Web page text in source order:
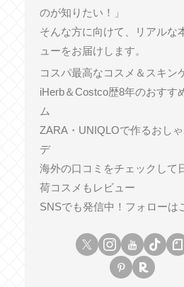
のが知りたい！」
そんな方に向けて、リアルな
ューをお届けします。
コスパ最高なコスメ＆スキン
iHerb＆Costco歴8年のおすす
ム
ZARA・UNIQLOで作るおし
デ
海外の口コミをチェックして
荷コスメもレビュー
SNSでも発信中！フォローは